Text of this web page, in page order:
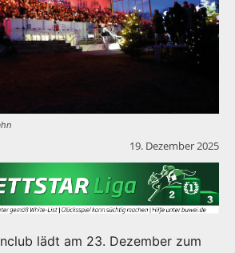
19. Dezember 2025
lädt am 23. Dezember zum